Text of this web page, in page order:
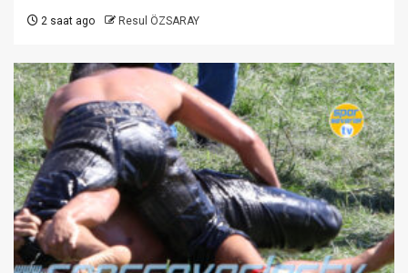
2 saat ago Resul ÖZSARAY